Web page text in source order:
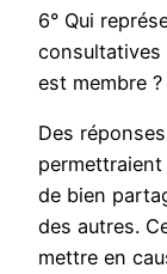
6° Qui
consultatives
est membre ?
Des
permettraient
de bien
des autres.
mettre en